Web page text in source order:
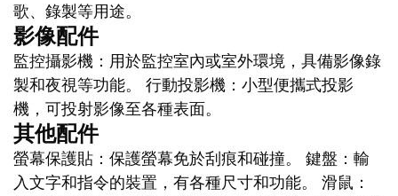
歌、錄製等用途。
影像配件
監控攝影機：用於監控室內或室外環境，具備影像錄
製和夜視等功能。 行動投影機：小型便攜式投影
機，可投射影像至各種表面。
其他配件
螢幕保護貼：保護螢幕免於刮痕和碰撞。 鍵盤：輸
入文字和指令的裝置，有各種尺寸和功能。 滑鼠：